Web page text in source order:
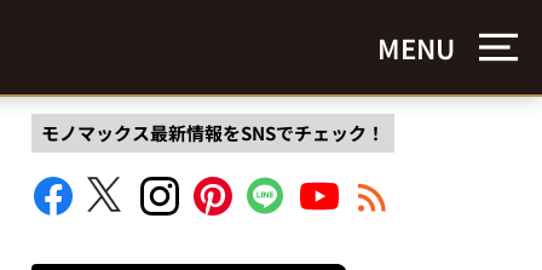
MENU
モノマックス最新情報をSNSでチェック！